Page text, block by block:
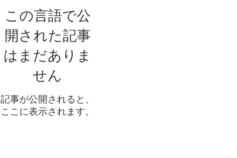
この言語で公
開された記事
はまだありま
せん
記事が公開されると、
ここに表示されます。